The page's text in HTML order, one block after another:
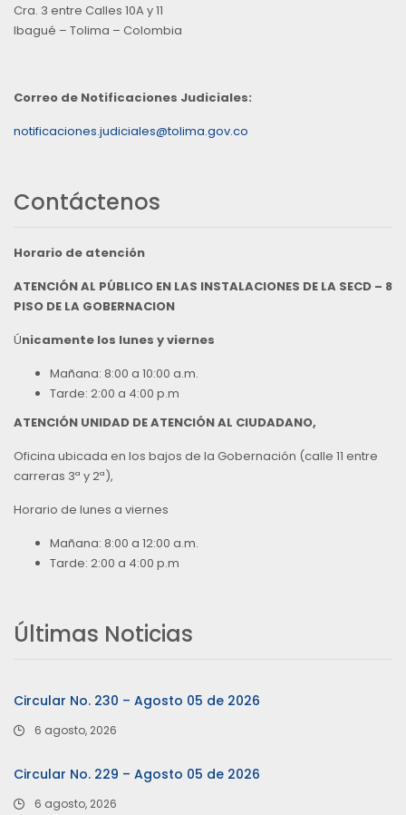
Cra. 3 entre Calles 10A y 11
Ibagué – Tolima – Colombia
Correo de Notificaciones Judiciales:
notificaciones.judiciales@tolima.gov.co
Contáctenos
Horario de atención
ATENCIÓN AL PÚBLICO EN LAS INSTALACIONES DE LA SECD – 8
PISO DE LA GOBERNACION
Únicamente los lunes y viernes
Mañana: 8:00 a 10:00 a.m.
Tarde: 2:00 a 4:00 p.m
ATENCIÓN UNIDAD DE ATENCIÓN AL CIUDADANO,
Oficina ubicada en los bajos de la Gobernación (calle 11 entre
carreras 3ª y 2ª),
Horario de lunes a viernes
Mañana: 8:00 a 12:00 a.m.
Tarde: 2:00 a 4:00 p.m
Últimas Noticias
Circular No. 230 – Agosto 05 de 2026
6 agosto, 2026
Circular No. 229 – Agosto 05 de 2026
6 agosto, 2026